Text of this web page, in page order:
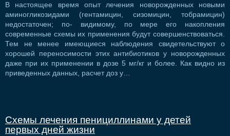
В настоящее время опыт лечения новорожденных новыми
аминогликозидами (гентамицин, сизомицин, тобрамицин)
недостаточен; по- видимому, по мере его накопления
современные схемы их применения будут совершенствоваться.
Тем не менее имеющиеся наблюдения свидетельствуют о
хорошей переносимости этих антибиотиков у новорожденных
даже при их применении в дозе 5 мг/кг и более. Как видно из
приведенных данных, расчет доз у…
Схемы лечения пенициллинами у детей
первых дней жизни